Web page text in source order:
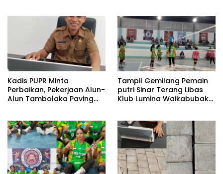
Kadis PUPR Minta
Perbaikan, Pekerjaan Alun-
Alun Tambolaka Paving
Padat.
Tampil Gemilang Pemain
putri Sinar Terang Libas
Klub Lumina Waikabubak